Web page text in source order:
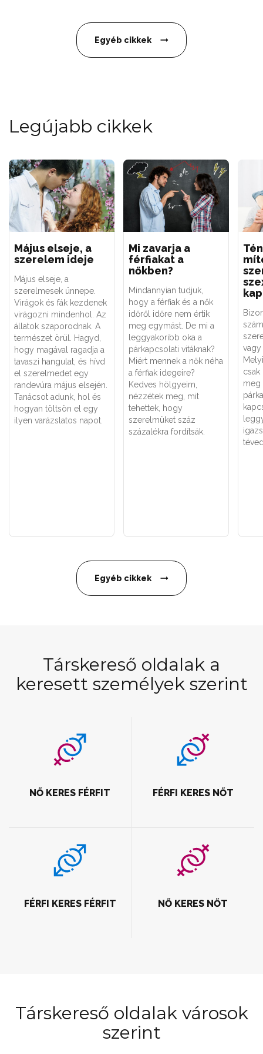
Egyéb cikkek
Legújabb cikkek
Május elseje, a
szerelem ideje
Május elseje, a
szerelmesek ünnepe.
Virágok és fák kezdenek
virágozni mindenhol. Az
állatok szaporodnak. A
természet örül. Hagyd,
hogy magával ragadja a
tavaszi hangulat, és hívd
el szerelmedet egy
randevúra május elsején.
Tanácsot adunk, hol és
hogyan töltsön el egy
ilyen varázslatos napot.
Mi zavarja a
férfiakat a
nőkben?
Mindannyian tudjuk,
hogy a férfiak és a nők
időről időre nem értik
meg egymást. De mi a
leggyakoribb oka a
párkapcsolati vitáknak?
Miért mennek a nők néha
a férfiak idegeire?
Kedves hölgyeim,
nézzétek meg, mit
tehettek, hogy
szerelmüket száz
százalékra fordítsák.
vagy
csak
meg
Egyéb cikkek
Társkereső oldalak a
keresett személyek szerint
NŐ KERES FÉRFIT FÉRFI KERES NŐT
FÉRFI KERES FÉRFIT NŐ KERES NŐT
Társkereső oldalak városok
szerint